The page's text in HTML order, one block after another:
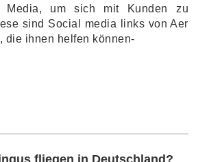
Media, um sich mit Kunden zu
sind Social media links von Aer
die ihnen helfen können-
fliegen in Deutschland?